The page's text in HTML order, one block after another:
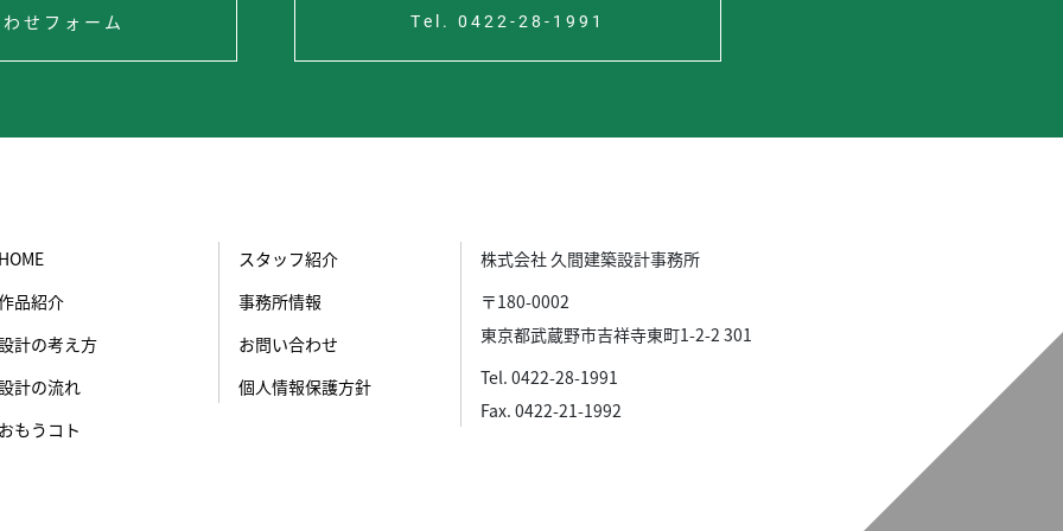
せフォーム Tel. 0422-28-1991
品紹介
計の考え方
計の流れ
もうコト
スタッフ紹介
事務所情報
お問い合わせ
個人情報保護方針
株式会社 久間建築設計事務所
〒180-0002
東京都武蔵野市吉祥寺東町1-2-2 301
Tel. 0422-28-1991
Fax. 0422-21-1992